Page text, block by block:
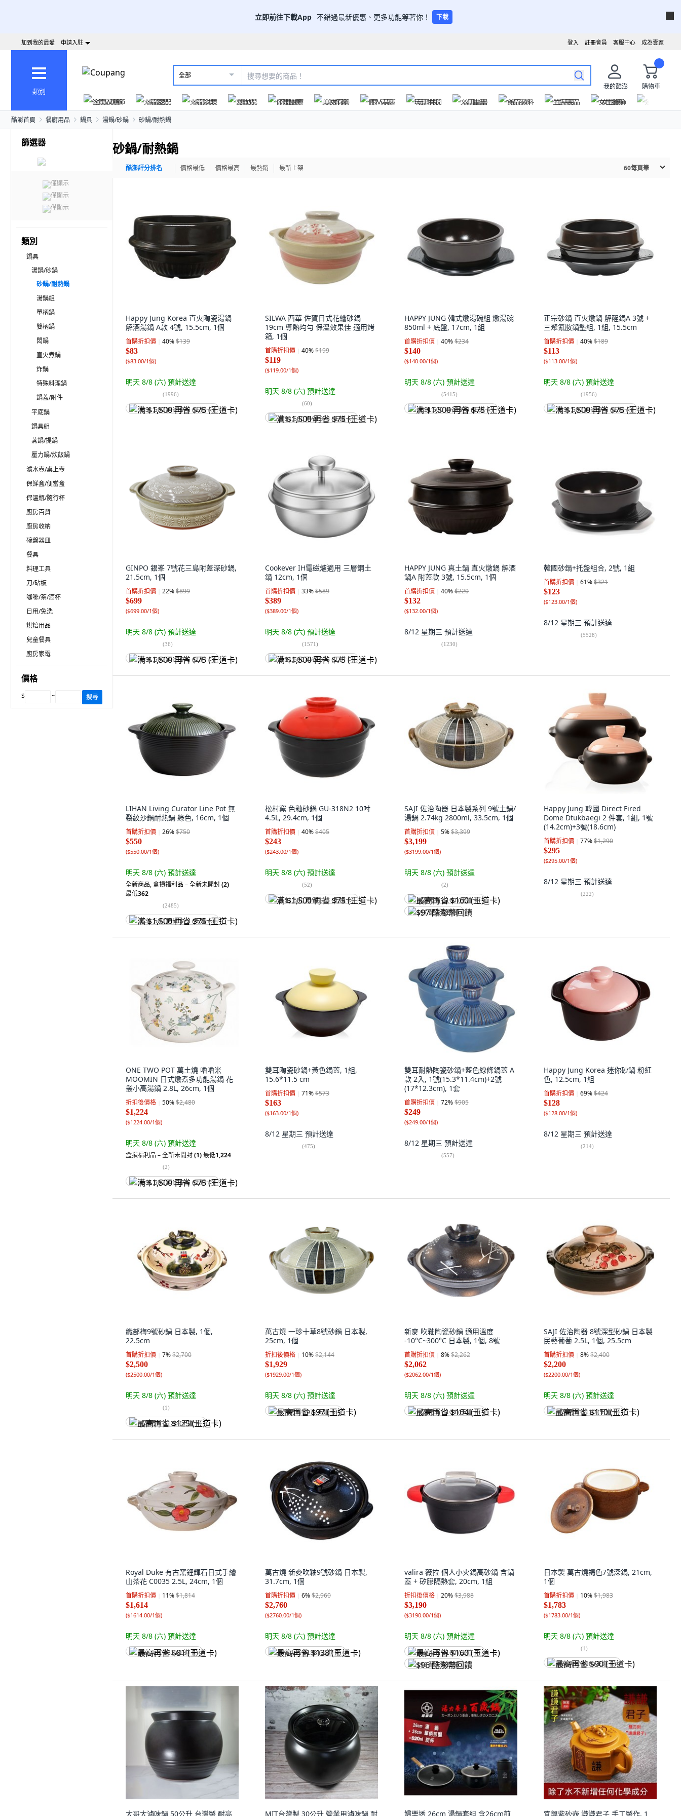
立即前往下載App 不錯過最新優惠、更多功能等著你！ 下載
成為賣家
客服中心
註冊會員
登入
加到我的最愛 申請入駐
類別
全部
我的酷澎
購物車
爸氣父親節
火箭速配 火箭跨境 嬰幼兒 保健醫療 美妝保養 個人清潔 玩具休閒 文具圖書 食品飲料 生活用品 女性服飾
酷澎首頁 餐廚用品 鍋具 湯鍋/砂鍋 砂鍋/耐熱鍋
篩選器
僅顯示
僅顯示
僅顯示
類別
鍋具
湯鍋/砂鍋
砂鍋/耐熱鍋
湯鍋組
單柄鍋
雙柄鍋
悶鍋
直火煮鍋
炸鍋
特殊料理鍋
鍋蓋/附件
平底鍋
鍋具組
蒸鍋/提鍋
壓力鍋/炊飯鍋
濾水壺/桌上壺
保鮮盒/便當盒
保溫瓶/隨行杯
廚房百貨
廚房收納
碗盤器皿
餐具
料理工具
刀/砧板
咖啡/茶/酒杯
日用/免洗
烘焙用品
兒童餐具
廚房家電
價格
$ ~ 搜尋
砂鍋/耐熱鍋
酷澎評分排名 價格最低 價格最高 最熱銷 最新上架 60每頁筆
Happy Jung Korea 直火陶瓷湯鍋
解酒湯鍋 A款 4號, 15.5cm, 1個
首購折扣價 40%$139
$83
($83.00/1個)
明天 8/8 (六) 預計送達
(1996)
满 $1,500 再省 $75 (王道卡)
SILWA 西華 佐賀日式花繪砂鍋
19cm 導熱均勻 保溫效果佳 適用烤
箱, 1個
首購折扣價 40%$199
$119
($119.00/1個)
明天 8/8 (六) 預計送達
(60)
满 $1,500 再省 $75 (王道卡)
HAPPY JUNG 韓式燉湯碗組 燉湯碗
850ml + 底盤, 17cm, 1組
首購折扣價 40%$234
$140
($140.00/1個)
明天 8/8 (六) 預計送達
(5415)
满 $1,500 再省 $75 (王道卡)
正宗砂鍋 直火燉鍋 解酲鍋A 3號 +
三聚氰胺鍋墊組, 1組, 15.5cm
首購折扣價 40%$189
$113
($113.00/1個)
明天 8/8 (六) 預計送達
(1956)
满 $1,500 再省 $75 (王道卡)
GINPO 銀峯 7號花三島附蓋深砂鍋,
21.5cm, 1個
首購折扣價 22%$899
$699
($699.00/1個)
明天 8/8 (六) 預計送達
(36)
满 $1,500 再省 $75 (王道卡)
Cookever IH電磁爐適用 三層鋼土
鍋 12cm, 1個
首購折扣價 33%$589
$389
($389.00/1個)
明天 8/8 (六) 預計送達
(1571)
满 $1,500 再省 $75 (王道卡)
HAPPY JUNG 真土鍋 直火燉鍋 解酒
鍋A 附蓋款 3號, 15.5cm, 1個
首購折扣價 40%$220
$132
($132.00/1個)
8/12 星期三 預計送達
(1230)
韓國砂鍋+托盤組合, 2號, 1組
首購折扣價 61%$321
$123
($123.00/1個)
8/12 星期三 預計送達
(5528)
LIHAN Living Curator Line Pot 無
裂紋沙鍋耐熱鍋 綠色, 16cm, 1個
首購折扣價 26%$750
$550
($550.00/1個)
明天 8/8 (六) 預計送達
全新商品,盒損福利品 – 全新未開封(2)
最低362
(2485)
满 $1,500 再省 $75 (王道卡)
松村窯 色釉砂鍋 GU-318N2 10吋
4.5L, 29.4cm, 1個
首購折扣價 40%$405
$243
($243.00/1個)
明天 8/8 (六) 預計送達
(52)
满 $1,500 再省 $75 (王道卡)
SAJI 佐治陶器 日本製系列 9號土鍋/
湯鍋 2.74kg 2800ml, 33.5cm, 1個
首購折扣價 5%$3,399
$3,199
($3199.00/1個)
明天 8/8 (六) 預計送達
(2)
最高再省 $160 (王道卡)
$97 酷澎幣回饋
Happy Jung 韓國 Direct Fired
Dome Dtukbaegi 2 件套, 1組, 1號
(14.2cm)+3號(18.6cm)
首購折扣價 77%$1,290
$295
($295.00/1個)
8/12 星期三 預計送達
(222)
ONE TWO POT 萬土燒 嚕嚕米
MOOMIN 日式燉煮多功能湯鍋 花
叢小高湯鍋 2.8L, 26cm, 1個
折扣後價格 50%$2,480
$1,224
($1224.00/1個)
明天 8/8 (六) 預計送達
盒損福利品 – 全新未開封(1)最低1,224
(2)
满 $1,500 再省 $75 (王道卡)
雙耳陶瓷砂鍋+黃色鍋蓋, 1組,
15.6*11.5 cm
首購折扣價 71%$573
$163
($163.00/1個)
8/12 星期三 預計送達
(475)
雙耳耐熱陶瓷砂鍋+藍色線條鍋蓋 A
款 2入, 1號(15.3*11.4cm)+2號
(17*12.3cm), 1套
首購折扣價 72%$905
$249
($249.00/1個)
8/12 星期三 預計送達
(557)
Happy Jung Korea 迷你砂鍋 粉紅
色, 12.5cm, 1組
首購折扣價 69%$424
$128
($128.00/1個)
8/12 星期三 預計送達
(214)
織部梅9號砂鍋 日本製, 1個,
22.5cm
首購折扣價 7%$2,700
$2,500
($2500.00/1個)
明天 8/8 (六) 預計送達
(1)
最高再省 $125 (王道卡)
萬古燒 一珍十草8號砂鍋 日本製,
25cm, 1個
折扣後價格 10%$2,144
$1,929
($1929.00/1個)
明天 8/8 (六) 預計送達
最高再省 $97 (王道卡)
新麥 吹釉陶瓷砂鍋 適用溫度
-10°C~300°C 日本製, 1個, 8號
首購折扣價 8%$2,262
$2,062
($2062.00/1個)
明天 8/8 (六) 預計送達
最高再省 $104 (王道卡)
SAJI 佐治陶器 8號深型砂鍋 日本製
民藝葡萄 2.5L, 1個, 25.5cm
首購折扣價 8%$2,400
$2,200
($2200.00/1個)
明天 8/8 (六) 預計送達
最高再省 $110 (王道卡)
Royal Duke 有古窯鋰輝石日式手繪
山茶花 C0035 2.5L, 24cm, 1個
首購折扣價 11%$1,814
$1,614
($1614.00/1個)
明天 8/8 (六) 預計送達
最高再省 $81 (王道卡)
萬古燒 新麥吹釉9號砂鍋 日本製,
31.7cm, 1個
首購折扣價 6%$2,960
$2,760
($2760.00/1個)
明天 8/8 (六) 預計送達
最高再省 $138 (王道卡)
valira 薇拉 個人小火鍋高砂鍋 含鍋
蓋 + 矽膠隔熱套, 20cm, 1組
折扣後價格 20%$3,988
$3,190
($3190.00/1個)
明天 8/8 (六) 預計送達
最高再省 $160 (王道卡)
$96 酷澎幣回饋
日本製 萬古燒褐色7號深鍋, 21cm,
1個
首購折扣價 10%$1,983
$1,783
($1783.00/1個)
明天 8/8 (六) 預計送達
(1)
最高再省 $90 (王道卡)
大哥大滷味鍋 50公升 台灣製 耐高 MIT台灣製 30公升 營業用滷味鍋 耐 婦樂透 26cm 湯鍋套組 含26cm煎 宜興紫砂壺 謙謙君子 手工製作, 1